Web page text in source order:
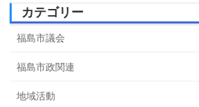
カテゴリー
福島市議会
福島市政関連
地域活動